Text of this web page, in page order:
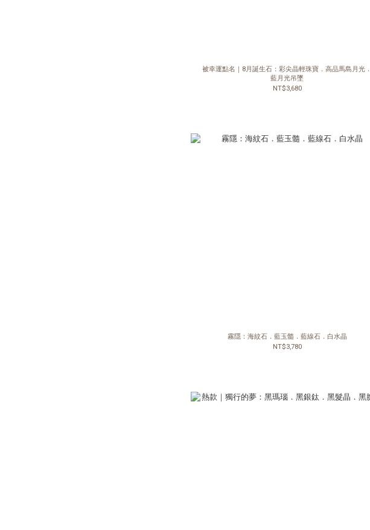
被幸運點名｜8月誕生石：彩尖晶輕珠寶．高品馬島月光．
藍月光吊墜
NT$3,680
霧隱：海紋石．藍玉髓．藍線石．白水晶
NT$3,780